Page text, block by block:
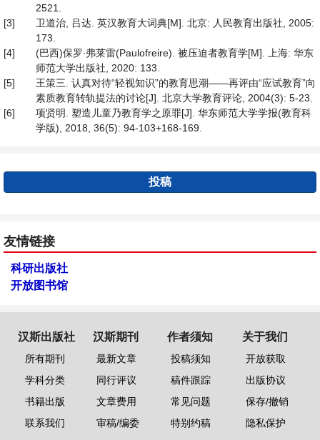
2521.
[3]
卫道治, 吕达. 英汉教育大词典[M]. 北京: 人民教育出版社, 2005:
173.
[4]
(巴西)保罗∙弗莱雷(Paulofreire). 被压迫者教育学[M]. 上海: 华东
师范大学出版社, 2020: 133.
[5]
王策三. 认真对待“轻视知识”的教育思潮——再评由“应试教育”向
素质教育转轨提法的讨论[J]. 北京大学教育评论, 2004(3): 5-23.
[6]
项贤明. 塑造儿童乃教育学之原罪[J]. 华东师范大学学报(教育科
学版), 2018, 36(5): 94-103+168-169.
投稿
友情链接
科研出版社
开放图书馆
汉斯出版社
所有期刊
学科分类
书籍出版
联系我们
汉斯期刊
最新文章
同行评议
文章费用
审稿/编委
作者须知
投稿须知
稿件跟踪
常见问题
特别约稿
关于我们
开放获取
出版协议
保存/撤销
隐私保护